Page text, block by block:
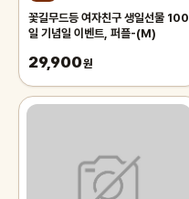
꽃길무드등 여자친구 생일선물 100
일 기념일 이벤트, 퍼플-(M)
29,900원